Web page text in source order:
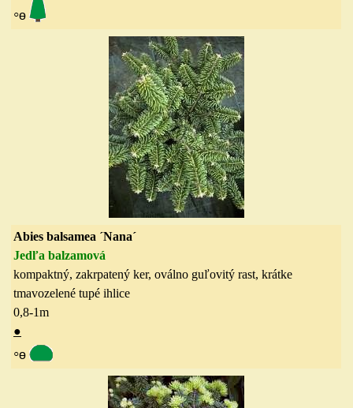
◦ө
Abies balsamea ´Nana´
Jedľa balzamová
kompaktný, zakrpatený ker, oválno guľovitý rast, krátke
tmavozelené tupé ihlice
0,8-1m
●
◦ө